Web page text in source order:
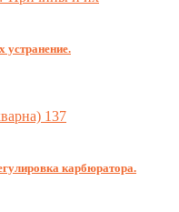
устранение.
карбюратора.